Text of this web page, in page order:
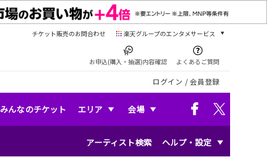
チケット販売のお問合わせ 楽天グループのエンタメサービス
本/ゲーム/CD/DVD
楽天ブックス
電子書籍
楽天Kobo
音楽配信
お申込(購入・抽選)内容確認 よくあるご質問
ログイン / 会員登録
みんなのチケット エリア 会場
アーティスト検索 ヘルプ・設定